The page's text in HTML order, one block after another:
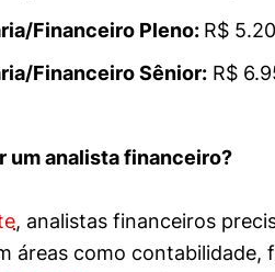
Financeiro Pleno: R$
Financeiro Sênior: R$
um analista financeiro?
, analistas financeiros
áreas como contabilidade,
Cookies estritamente